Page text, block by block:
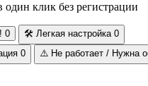
клик без регистрации
0 🛠️ Легкая настройка 0
0 ⚠️ Не работает / Нужна